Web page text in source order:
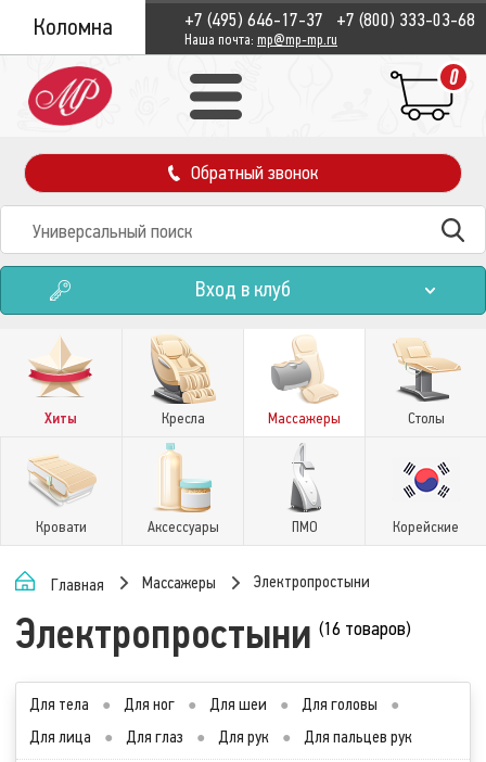
Коломна +7 (495) 646-17-37 +7 (800) 333-03-68
Наша почта: mp@mp-mp.ru
0
Обратный звонок
Вход в клуб
Хиты Кресла Массажеры Столы
Кровати Аксессуары ПМО Корейские
Главная Массажеры Электропростыни
Электропростыни (16 товаров)
Для тела ● Для ног ● Для шеи ● Для головы
●
Для лица
● Для глаз ● Для рук ● Для пальцев рук